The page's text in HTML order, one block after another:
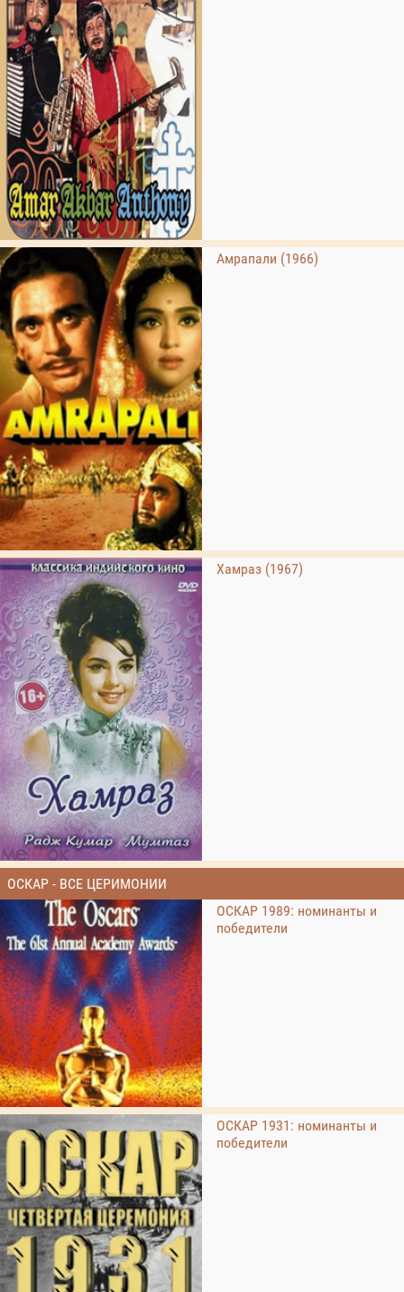
Амрапали (1966)
Хамраз (1967)
ОСКАР - ВСЕ ЦЕРИМОНИИ
ОСКАР 1989: номинанты и
победители
ОСКАР 1931: номинанты и
победители